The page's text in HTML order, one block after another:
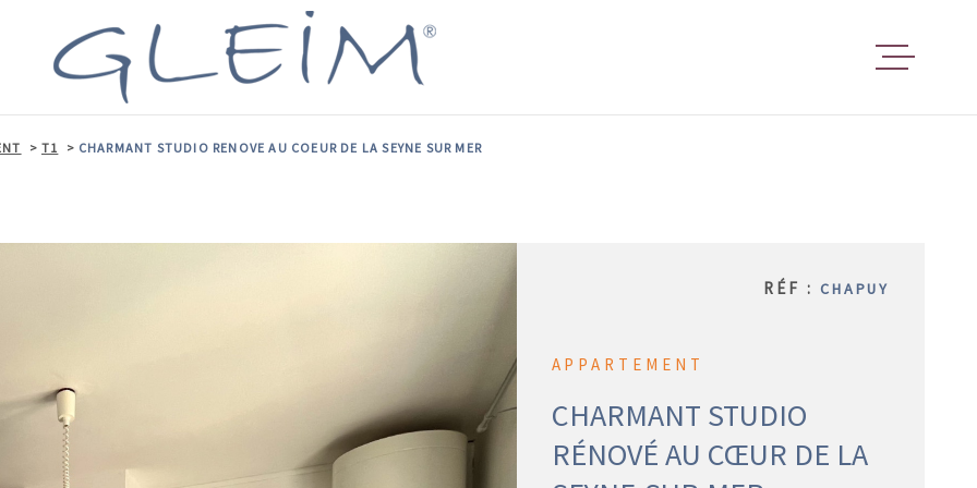
GESTION
T1 CHARMANT STUDIO RENOVE AU COEUR DE LA SEYNE SUR MER
RÉF :CHAPUY
APPARTEMENT
CHARMANT STUDIO
RÉNOVÉ AU CŒUR DE LA